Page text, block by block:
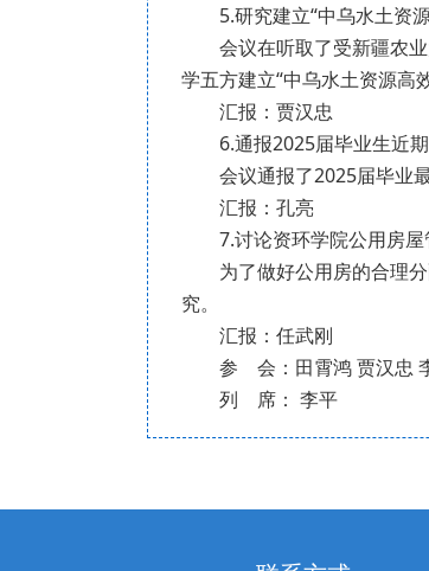
5.研究建立“中乌水土资
会议在听取了受新疆农
学五方建立“中乌水土资源高
汇报：贾汉忠
6.通报2025届毕业生近
会议通报了2025届毕业
汇报：孔亮
7.讨论资环学院公用房
为了做好公用房的合理
究。
汇报：任武刚
参 会：田霄鸿 贾汉忠
列 席： 李平